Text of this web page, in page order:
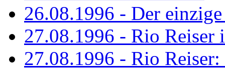
26.08.1996 - Der
27.08.1996 - Rio Reiser
27.08.1996 - Rio